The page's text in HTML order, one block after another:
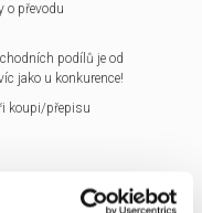
o převodu
podílů je od
jako u konkurence!
koupi/přepisu